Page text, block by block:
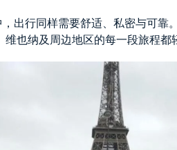
出行同样需要舒适、私密与可靠。
维也纳及周边地区的每一段旅程都